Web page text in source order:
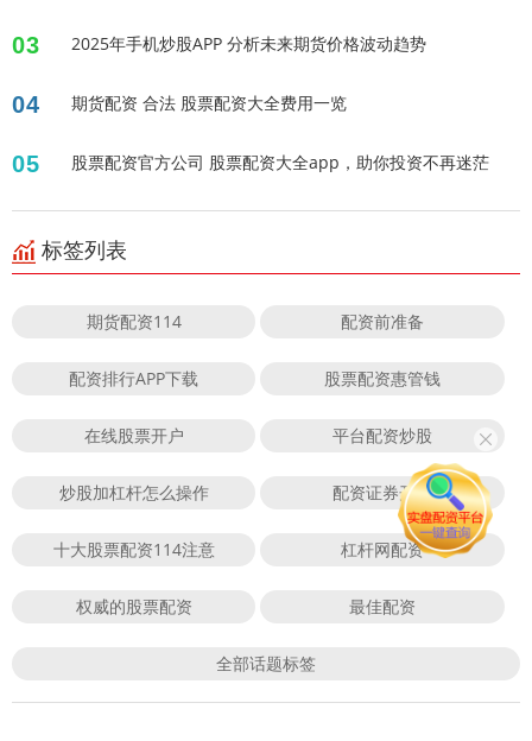
03 2025年手机炒股APP 分析未来期货价格波动趋势
04 期货配资 合法 股票配资大全费用一览
05 股票配资官方公司 股票配资大全app，助你投资不再迷茫
标签列表
期货配资114 配资前准备
配资排行APP下载 股票配资惠管钱
在线股票开户 平台配资炒股
炒股加杠杆怎么操作 配资证券开户
十大股票配资114注意 杠杆网配资
权威的股票配资 最佳配资
全部话题标签